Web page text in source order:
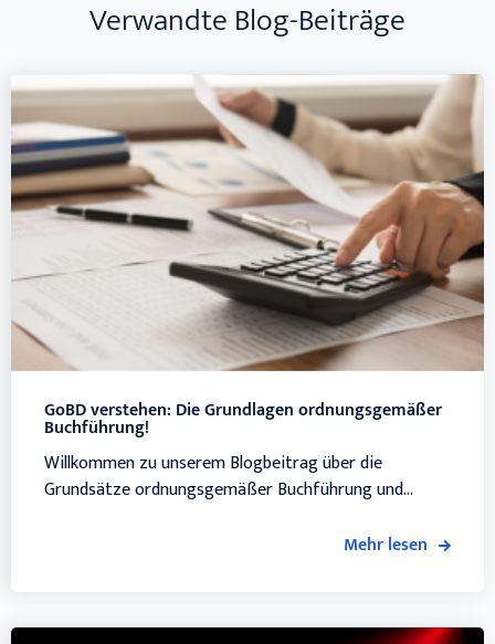
Verwandte Blog-Beiträge
GoBD verstehen: Die Grundlagen ordnungsgemäßer
Buchführung!
Willkommen zu unserem Blogbeitrag über die
Grundsätze ordnungsgemäßer Buchführung und...
Mehr lesen